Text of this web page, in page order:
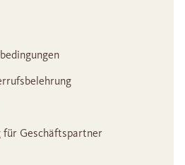
für Geschäftspartner